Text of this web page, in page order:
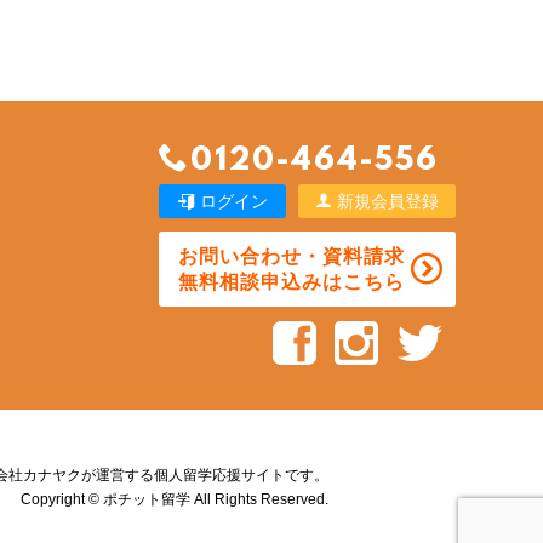
0120-464-556
ログイン 新規会員登録
お問い合わせ・資料請求
無料相談申込みはこちら
社カナヤクが運営する個人留学応援サイトです。
Copyright © ポチット留学 All Rights Reserved.